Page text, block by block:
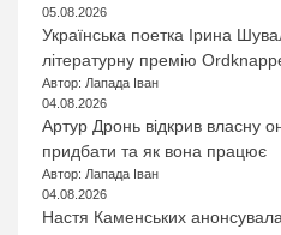
05.08.2026
Українська поетка Ірина
літературну премію
Автор: Лапада Іван
04.08.2026
Артур Дронь відкрив власну
придбати та як вона працює
Автор: Лапада Іван
04.08.2026
Настя Каменських